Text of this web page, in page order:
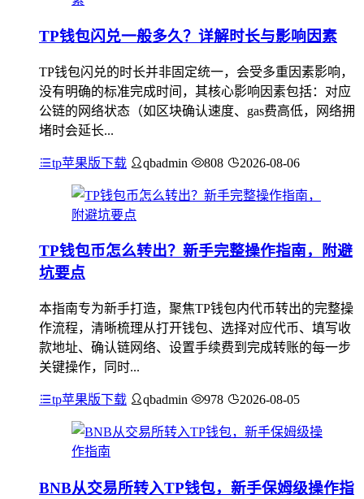
TP钱包闪兑一般多久？详解时长与影响因素
TP钱包闪兑的时长并非固定统一，会受多重因素影响，
没有明确的标准完成时间，其核心影响因素包括：对应
公链的网络状态（如区块确认速度、gas费高低，网络拥
堵时会延长...
tp苹果版下载 qbadmin 808 2026-08-06
TP钱包币怎么转出？新手完整操作指南，附避
坑要点
本指南专为新手打造，聚焦TP钱包内代币转出的完整操
作流程，清晰梳理从打开钱包、选择对应代币、填写收
款地址、确认链网络、设置手续费到完成转账的每一步
关键操作，同时...
tp苹果版下载 qbadmin 978 2026-08-05
BNB从交易所转入TP钱包，新手保姆级操作指